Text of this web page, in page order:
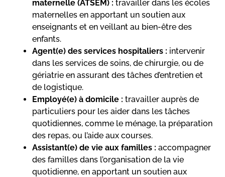
maternelle (ATSEM) : travailler dans les écoles
maternelles en apportant un soutien aux
enseignants et en veillant au bien-être des
enfants.
Agent(e) des services hospitaliers : intervenir
dans les services de soins, de chirurgie, ou de
gériatrie en assurant des tâches d’entretien et
de logistique.
Employé(e) à domicile : travailler auprès de
particuliers pour les aider dans les tâches
quotidiennes, comme le ménage, la préparation
des repas, ou l’aide aux courses.
Assistant(e) de vie aux familles : accompagner
des familles dans l’organisation de la vie
quotidienne, en apportant un soutien aux